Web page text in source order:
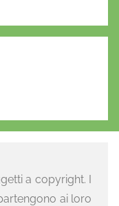
a copyright. I
ai loro